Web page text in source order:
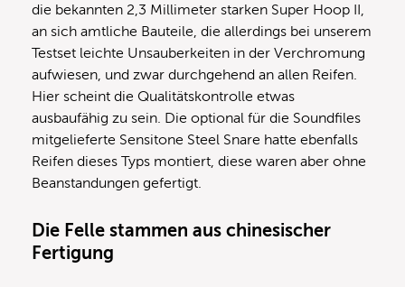
die bekannten 2,3 Millimeter starken Super Hoop II,
an sich amtliche Bauteile, die allerdings bei unserem
Testset leichte Unsauberkeiten in der Verchromung
aufwiesen, und zwar durchgehend an allen Reifen.
Hier scheint die Qualitätskontrolle etwas
ausbaufähig zu sein. Die optional für die Soundfiles
mitgelieferte Sensitone Steel Snare hatte ebenfalls
Reifen dieses Typs montiert, diese waren aber ohne
Beanstandungen gefertigt.
Die Felle stammen aus chinesischer
Fertigung